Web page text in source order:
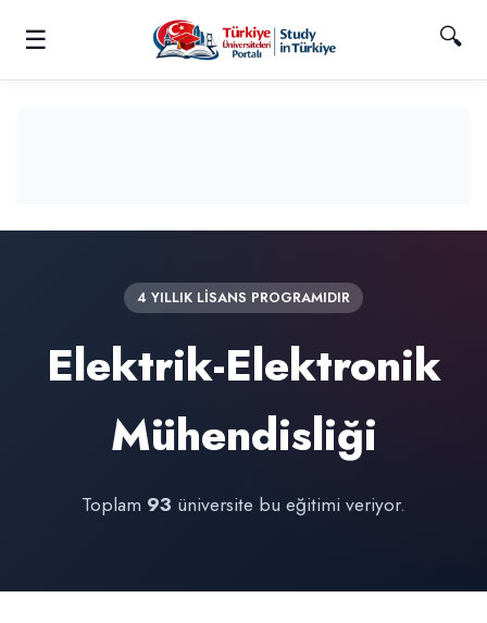
☰ 🔍
4 YILLIK LİSANS PROGRAMIDIR
Elektrik-Elektronik
Mühendisliği
Toplam 93 üniversite bu eğitimi veriyor.